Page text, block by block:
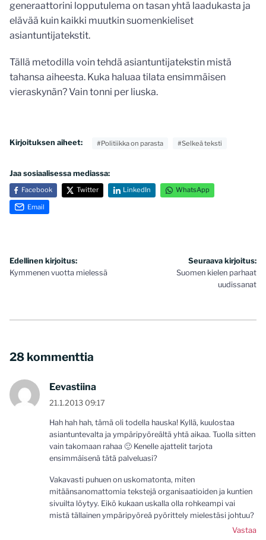
generaattorini lopputulema on tasan yhtä laadukasta ja
elävää kuin kaikki muutkin suomenkieliset
asiantuntijatekstit.
Tällä metodilla voin tehdä asiantuntijatekstin mistä
tahansa aiheesta. Kuka haluaa tilata ensimmäisen
vieraskynän? Vain tonni per liuska.
Kirjoituksen aiheet: #Politiikka on parasta #Selkeä teksti
Jaa sosiaalisessa mediassa:
Facebook Twitter LinkedIn WhatsApp
Email
Artikkelien
selaus
Edellinen kirjoitus:
Kymmenen vuotta mielessä
Seuraava kirjoitus:
Suomen kielen parhaat
uudissanat
28 kommenttia
Eevastiina
21.1.2013 09:17
Hah hah hah, tämä oli todella hauska! Kyllä, kuulostaa
asiantuntevalta ja ympäripyöreältä yhtä aikaa. Tuolla sitten
vain takomaan rahaa 🙂 Kenelle ajattelit tarjota
ensimmäisenä tätä palveluasi?
Vakavasti puhuen on uskomatonta, miten
mitäänsanomattomia tekstejä organisaatioiden ja kuntien
sivuilta löytyy. Eikö kukaan uskalla olla rohkeampi vai
mistä tällainen ympäripyöreä pyörittely mielestäsi johtuu?
Vastaa